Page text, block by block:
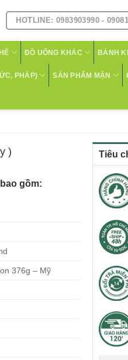
HOTLINE: 0983903990 -
ĐỒ UỐNG KHÁC BÁNH
PHÁP) SẢN PHẨM MẶN
Tiêu
)
gồm:
376g – Mỹ